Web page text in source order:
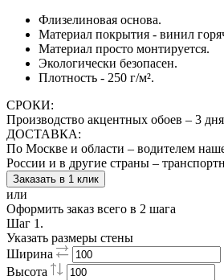
Флизелиновая основа.
Материал покрытия - винил
Материал просто монтируется.
Экологически безопасен.
Плотность - 250 г/м².
СРОКИ:
Производство акцентных обоев – 3
ДОСТАВКА:
По Москве и области – водителем
России и в другие страны –
Заказать в 1 клик
или
Оформить заказ всего в 2 шага
Шаг 1.
Указать размеры стены
Ширина
Высота